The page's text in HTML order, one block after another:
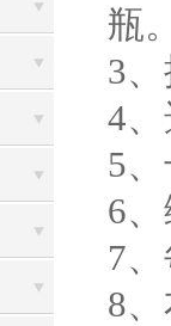
瓶
3
4
5
6
7
8